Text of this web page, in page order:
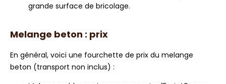
grande surface de bricolage.
Melange beton : prix
En général, voici une fourchette de prix du melange
beton (transport non inclus) :